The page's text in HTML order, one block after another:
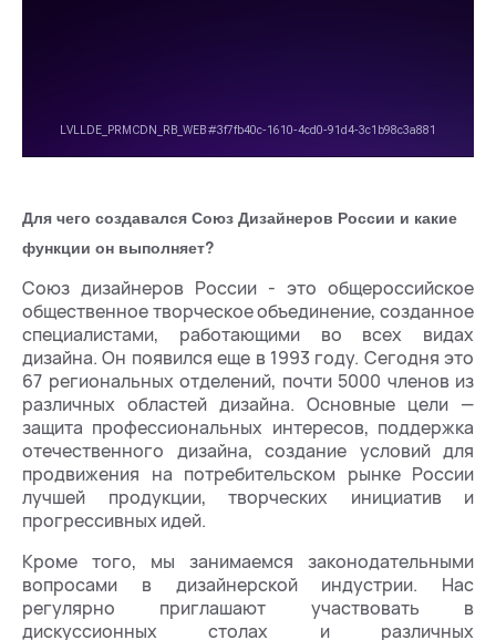
Для чего создавался Союз Дизайнеров России и какие
функции он выполняет?
Союз дизайнеров России - это общероссийское
общественное творческое объединение, созданное
специалистами, работающими во всех видах
дизайна. Он появился еще в 1993 году. Сегодня это
67 региональных отделений, почти 5000 членов из
различных областей дизайна. Основные цели —
защита профессиональных интересов, поддержка
отечественного дизайна, создание условий для
продвижения на потребительском рынке России
лучшей продукции, творческих инициатив и
прогрессивных идей.
Кроме того, мы занимаемся законодательными
вопросами в дизайнерской индустрии. Нас
регулярно приглашают участвовать в
дискуссионных столах и различных